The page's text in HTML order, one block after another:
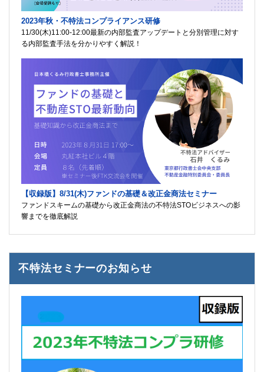
2023年秋・不特法コンプライアンス研修
11/30(木)11:00-12:00最新の内部監査アップデートと分別管理に対す
る内部監査手法を分かりやすく解説！
【収録版】8/31(木)ファンドの基礎＆改正金商法セミナー
ファンドスキームの基礎から改正金商法の不特法STOビジネスへの影
響までを徹底解説
不特法セミナーのお知らせ